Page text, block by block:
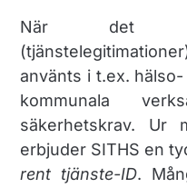
När det
använts i t.ex.
kommunala
säkerhetskrav. Ur
erbjuder SITHS en
rent tjänste-ID.